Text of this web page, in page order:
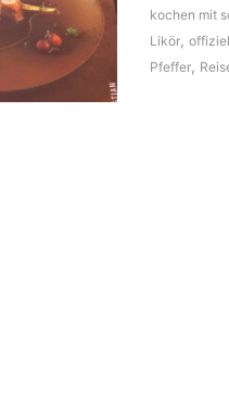
kochen mit
Likör,
Pfeffer,